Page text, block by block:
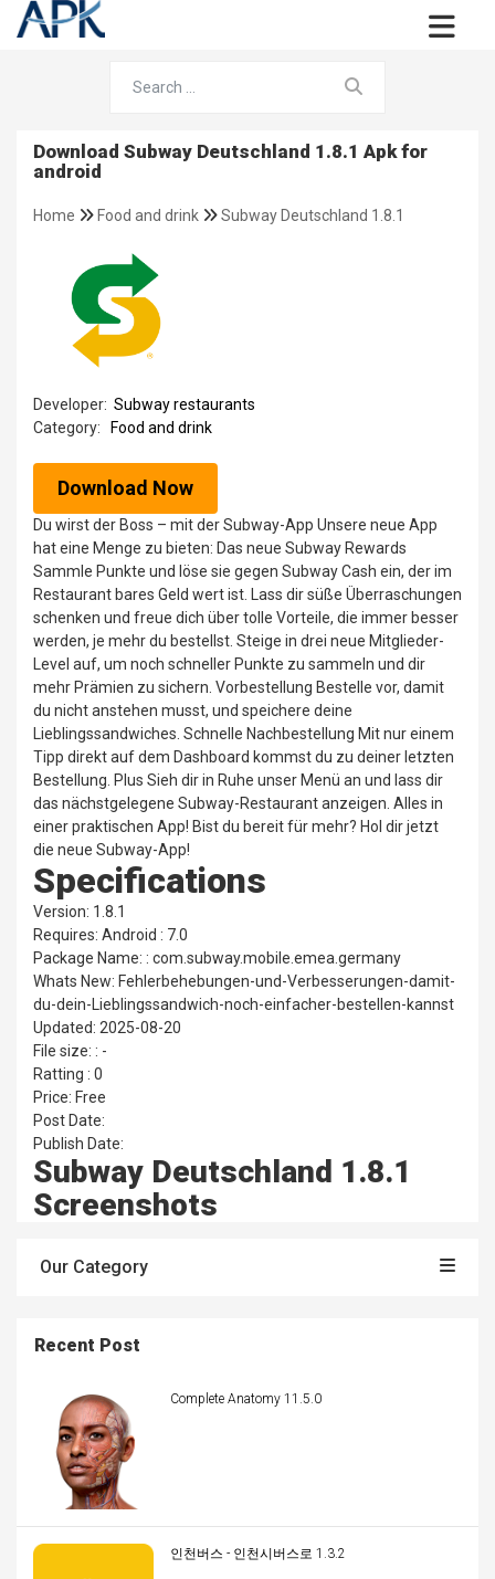
Download Subway Deutschland 1.8.1 Apk for
android
Home Food and drink Subway Deutschland 1.8.1
Developer: Subway restaurants
Category:
Food and drink
Download Now
Du wirst der Boss – mit der Subway-App Unsere neue App
hat eine Menge zu bieten: Das neue Subway Rewards
Sammle Punkte und löse sie gegen Subway Cash ein, der im
Restaurant bares Geld wert ist. Lass dir süße Überraschungen
schenken und freue dich über tolle Vorteile, die immer besser
werden, je mehr du bestellst. Steige in drei neue Mitglieder-
Level auf, um noch schneller Punkte zu sammeln und dir
mehr Prämien zu sichern. Vorbestellung Bestelle vor, damit
du nicht anstehen musst, und speichere deine
Lieblingssandwiches. Schnelle Nachbestellung Mit nur einem
Tipp direkt auf dem Dashboard kommst du zu deiner letzten
Bestellung. Plus Sieh dir in Ruhe unser Menü an und lass dir
das nächstgelegene Subway-Restaurant anzeigen. Alles in
einer praktischen App! Bist du bereit für mehr? Hol dir jetzt
die neue Subway-App!
Specifications
Version: 1.8.1
Requires: Android : 7.0
Package Name: : com.subway.mobile.emea.germany
Whats New: Fehlerbehebungen-und-Verbesserungen-damit-
du-dein-Lieblingssandwich-noch-einfacher-bestellen-kannst
Updated: 2025-08-20
File size: : -
Ratting : 0
Price: Free
Post Date:
Publish Date:
Subway Deutschland 1.8.1
Screenshots
Our Category
Recent Post
Complete Anatomy 11.5.0
인천버스 - 인천시버스로 1.3.2